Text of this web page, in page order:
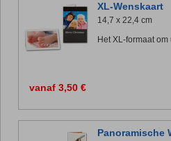
XL-Wenskaart
14,7 x 22,4 cm
Het XL-formaat
vanaf 3,50 €
Panoramische